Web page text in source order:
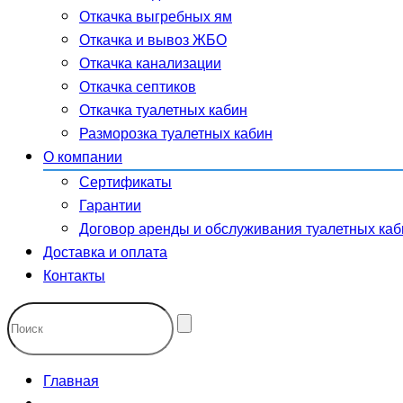
Откачка выгребных ям
Откачка и вывоз ЖБО
Откачка канализации
Откачка септиков
Откачка туалетных кабин
Разморозка туалетных кабин
О компании
Сертификаты
Гарантии
Договор аренды и обслуживания туалетных
Доставка и оплата
Контакты
Главная